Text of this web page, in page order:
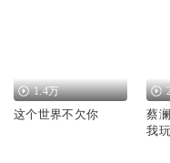
1.4万
这个世界不欠你
蔡
我